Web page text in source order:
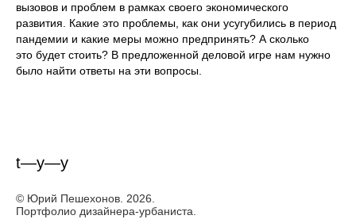
вызовов и проблем в рамках своего экономического
развития. Какие это проблемы, как они усугубились в период
пандемии и какие меры можно предпринять? А сколько
это будет стоить? В предложенной деловой игре нам нужно
было найти ответы на эти вопросы.
t—y—y
© Юрий Пешехонов. 2026.
Портфолио дизайнера-урбаниста.